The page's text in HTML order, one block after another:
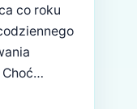
co roku